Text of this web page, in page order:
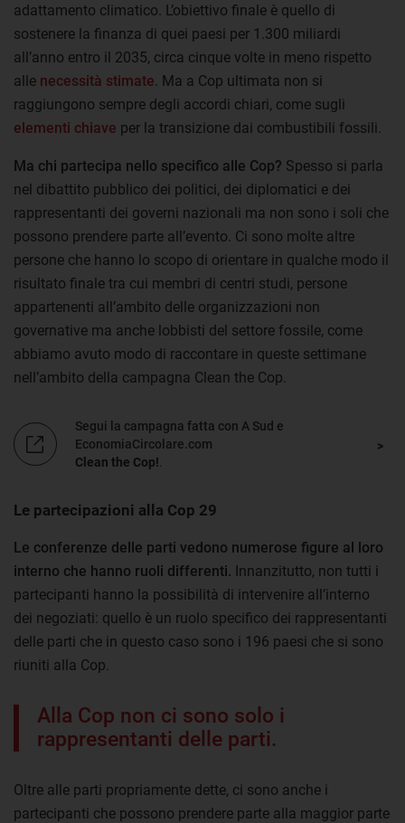
adattamento climatico. L’obiettivo finale è quello di
sostenere la finanza di quei paesi per 1.300 miliardi
all’anno entro il 2035, circa cinque volte in meno rispetto
alle necessità stimate . Ma a Cop ultimata non si
raggiungono sempre degli accordi chiari, come sugli
elementi chiave per la transizione dai combustibili fossili.
Ma chi partecipa nello specifico alle Cop? Spesso si parla
nel dibattito pubblico dei politici, dei diplomatici e dei
rappresentanti dei governi nazionali ma non sono i soli che
possono prendere parte all’evento. Ci sono molte altre
persone che hanno lo scopo di orientare in qualche modo il
risultato finale tra cui membri di centri studi, persone
appartenenti all’ambito delle organizzazioni non
governative ma anche lobbisti del settore fossile, come
abbiamo avuto modo di raccontare in queste settimane
nell’ambito della campagna Clean the Cop.
Segui la campagna fatta con A Sud e
EconomiaCircolare.com
Clean the Cop!
Le partecipazioni alla Cop 29
Le conferenze delle parti vedono numerose figure al loro
interno che hanno ruoli differenti. Innanzitutto, non tutti i
partecipanti hanno la possibilità di intervenire all’interno
dei negoziati: quello è un ruolo specifico dei rappresentanti
delle parti che in questo caso sono i 196 paesi che si sono
riuniti alla Cop.
Alla Cop non ci sono solo i
rappresentanti delle parti.
Oltre alle parti propriamente dette, ci sono anche i
partecipanti che possono prendere parte alla maggior parte